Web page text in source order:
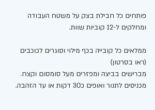
פותחים כל חבילת בצק על משטח העבודה
ומחלקים ל-12 קוביות שוות.
ממלאים כל קובייה בכף מילוי וסוגרים לכוכבים
(ראו בסרטון)
מברישים בביצה ומפזרים מעל סומסום וקצח.
מכניסים לתנור ואופים כ30 דקות או עד הזהבה.